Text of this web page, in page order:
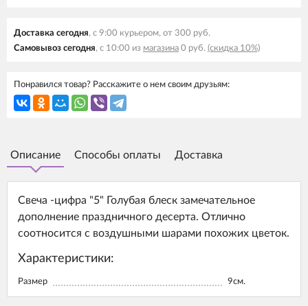
Доставка сегодня, с 9:00 курьером, от 300 руб.
Самовывоз сегодня, с 10:00 из магазина 0 руб. (скидка 10%)
Понравился товар? Расскажите о нем своим друзьям:
Описание Способы оплаты Доставка
Свеча -цифра "5" Голубая блеск замечательное
дополнение праздничного десерта. Отлично
соотносится с воздушными шарами похожих цветок.
Характеристики:
Размер 9см.